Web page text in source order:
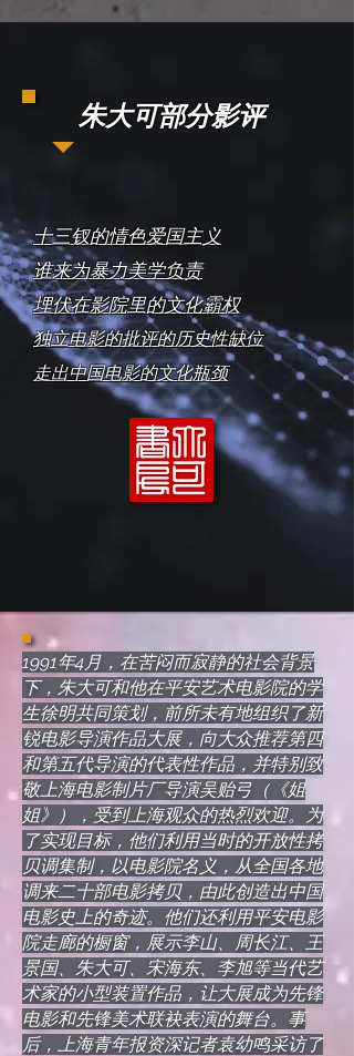
朱大可部分影评
十三钗的情色爱国主义
谁来为暴力美学负责
埋伏在影院里的文化霸权
​独立电影的批评的历史性缺位
走出中国电影的文化瓶颈
1991年4月，在苦闷而寂静的社会背景
下，朱大可和他在平安艺术电影院的学
生徐明共同策划，前所未有地组织了新
锐电影导演作品大展，向大众推荐第四
和第五代导演的代表性作品，并特别致
敬上海电影制片厂导演吴贻弓（《姐
姐》），受到上海观众的热烈欢迎。为
了实现目标，他们利用当时的开放性拷
贝调集制，以电影院名义，从全国各地
调来二十部电影拷贝，由此创造出中国
电影史上的奇迹。他们还利用平安电影
院走廊的橱窗，展示李山、周长江、王
景国、朱大可、宋海东、李旭等当代艺
术家的小型装置作品，让大展成为先锋
电影和先锋美术联袂表演的舞台。事
后，上海青年报资深记者袁幼鸣采访了